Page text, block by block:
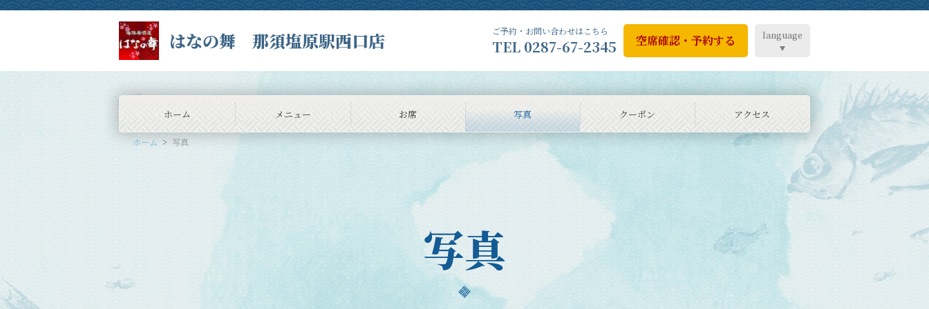
はなの舞 那須塩原駅西口店 ご予約・お問い合わせはこちら
TEL 0287-67-2345 空席確認・予約する language
ホーム メニュー お席 写真 クーポン アクセス
ホーム 写真
写真